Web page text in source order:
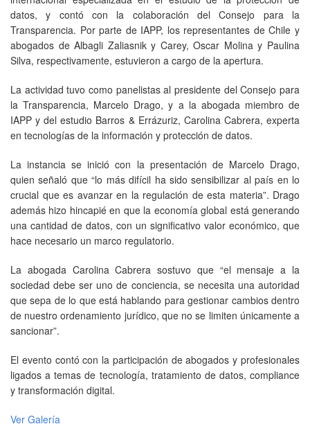
datos, y contó con la colaboración del Consejo para la
Transparencia. Por parte de IAPP, los representantes de Chile y
abogados de Albagli Zaliasnik y Carey, Oscar Molina y Paulina
Silva, respectivamente, estuvieron a cargo de la apertura.
La actividad tuvo como panelistas al presidente del Consejo para
la Transparencia, Marcelo Drago, y a la abogada miembro de
IAPP y del estudio Barros & Errázuriz, Carolina Cabrera, experta
en tecnologías de la información y protección de datos.
La instancia se inició con la presentación de Marcelo Drago,
quien señaló que “lo más difícil ha sido sensibilizar al país en lo
crucial que es avanzar en la regulación de esta materia”. Drago
además hizo hincapié en que la economía global está generando
una cantidad de datos, con un significativo valor económico, que
hace necesario un marco regulatorio.
La abogada Carolina Cabrera sostuvo que “el mensaje a la
sociedad debe ser uno de conciencia, se necesita una autoridad
que sepa de lo que está hablando para gestionar cambios dentro
de nuestro ordenamiento jurídico, que no se limiten únicamente a
sancionar”.
El evento contó con la participación de abogados y profesionales
ligados a temas de tecnología, tratamiento de datos, compliance
y transformación digital.
Ver Galería